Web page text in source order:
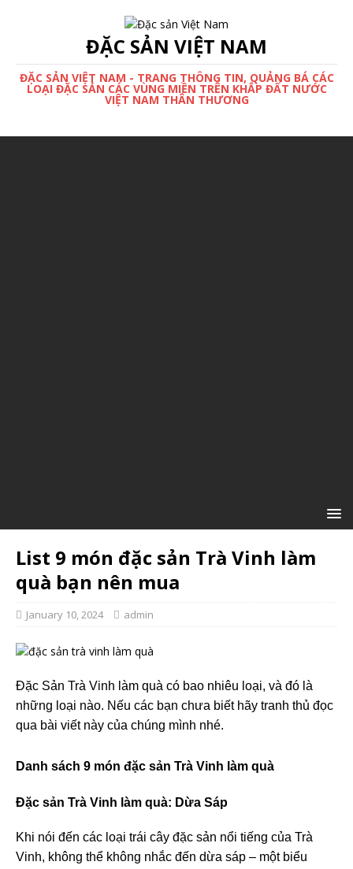
ĐẶC SẢN VIỆT NAM
ĐẶC SẢN VIỆT NAM - TRANG THÔNG TIN, QUẢNG BÁ CÁC
LOẠI ĐẶC SẢN CÁC VÙNG MIỀN TRÊN KHẮP ĐẤT NƯỚC
VIỆT NAM THÂN THƯƠNG
List 9 món đặc sản Trà Vinh làm
quà bạn nên mua
January 10, 2024 admin
Đặc Sản Trà Vinh làm quà có bao nhiêu loại, và đó là
những loại nào. Nếu các bạn chưa biết hãy tranh thủ đọc
qua bài viết này của chúng mình nhé.
Danh sách 9 món đặc sản Trà Vinh làm quà
Đặc sản Trà Vinh làm quà: Dừa Sáp
Khi nói đến các loại trái cây đặc sản nổi tiếng của Trà
Vinh, không thể không nhắc đến dừa sáp – một biểu